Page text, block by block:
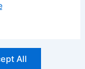
All